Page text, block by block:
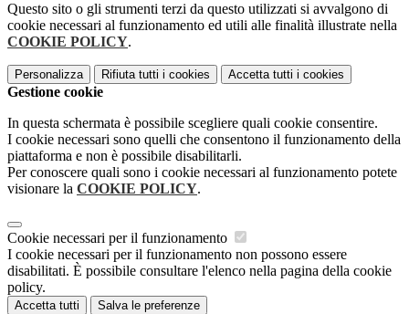
Questo sito o gli strumenti terzi da questo utilizzati si avvalgono di
cookie necessari al funzionamento ed utili alle finalità illustrate nella
COOKIE POLICY.
Personalizza Rifiuta tutti i cookies Accetta tutti i cookies
Gestione cookie
In questa schermata è possibile scegliere quali cookie consentire.
I cookie necessari sono quelli che consentono il funzionamento della
piattaforma e non è possibile disabilitarli.
Per conoscere quali sono i cookie necessari al funzionamento potete
visionare la COOKIE POLICY.
Cookie necessari per il funzionamento
I cookie necessari per il funzionamento non possono essere
disabilitati. È possibile consultare l'elenco nella pagina della cookie
policy.
Accetta tutti Salva le preferenze